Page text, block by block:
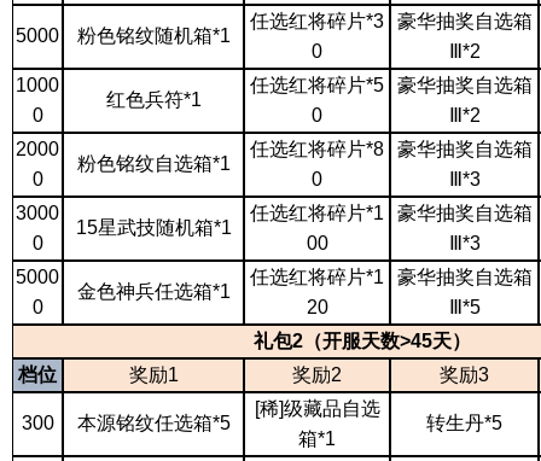
5000 粉色铭纹随机箱*1
任选红将碎片*3
0
豪华抽奖自选箱
Ⅲ*2
1000
0
红色兵符*1
任选红将碎片*5
0
豪华抽奖自选箱
Ⅲ*2
2000
0
粉色铭纹自选箱*1
任选红将碎片*8
0
豪华抽奖自选箱
Ⅲ*3
3000
0
15星武技随机箱*1
任选红将碎片*1
00
豪华抽奖自选箱
Ⅲ*3
5000
0
金色神兵任选箱*1
任选红将碎片*1
20
豪华抽奖自选箱
Ⅲ*5
礼包2（开服天数>45天）
档位
奖励1 奖励2 奖励3
300 本源铭纹任选箱*5
[稀]级藏品自选
箱*1
转生丹*5